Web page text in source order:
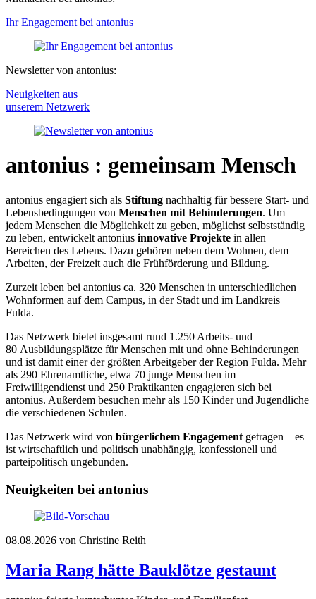
Ihr Engagement bei antonius
Newsletter von antonius:
Neuigkeiten aus
unserem Netzwerk
antonius : gemeinsam Mensch
antonius engagiert sich als Stiftung nachhaltig für bessere Start- und
Lebensbedingungen von Menschen mit Behinderungen. Um
jedem Menschen die Möglichkeit zu geben, möglichst selbstständig
zu leben, entwickelt antonius innovative Projekte in allen
Bereichen des Lebens. Dazu gehören neben dem Wohnen, dem
Arbeiten, der Freizeit auch die Frühförderung und Bildung.
Zurzeit leben bei antonius ca. 320 Menschen in unterschiedlichen
Wohnformen auf dem Campus, in der Stadt und im Landkreis
Fulda.
Das Netzwerk bietet insgesamt rund 1.250 Arbeits- und
80 Ausbildungsplätze für Menschen mit und ohne Behinderungen
und ist damit einer der größten Arbeitgeber der Region Fulda. Mehr
als 290 Ehrenamtliche, etwa 70 junge Menschen im
Freiwilligendienst und 250 Praktikanten engagieren sich bei
antonius. Außerdem besuchen mehr als 150 Kinder und Jugendliche
die verschiedenen Schulen.
Das Netzwerk wird von bürgerlichem Engagement getragen – es
ist wirtschaftlich und politisch unabhängig, konfessionell und
parteipolitisch ungebunden.
Neuigkeiten bei antonius
08.08.2026 von Christine Reith
Maria Rang hätte Bauklötze gestaunt